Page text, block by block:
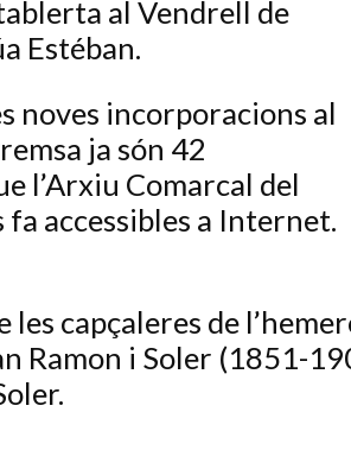
al Vendrell de
Estéban.
noves incorporacions al
ja són 42
l’Arxiu Comarcal del
fa accessibles a Internet.
les capçaleres de
Ramon i Soler (1851-